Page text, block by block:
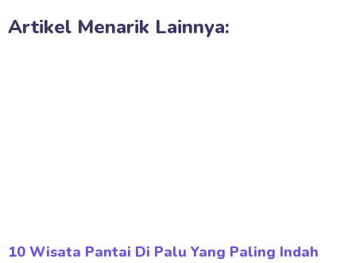
Artikel Menarik Lainnya:
10 Wisata Pantai Di Palu Yang Paling Indah